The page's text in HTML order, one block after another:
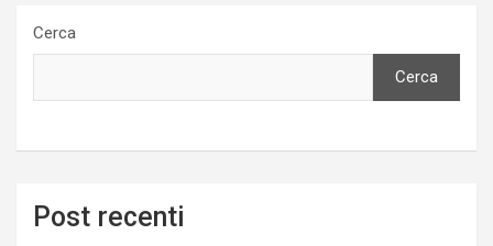
Cerca
Cerca
Post recenti